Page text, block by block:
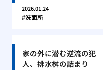
2026.01.24
洗面所
家の外に潜む逆流の犯
人、排水桝の詰まり